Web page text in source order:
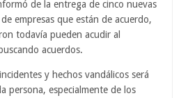
de la entrega de cinco nuevas
empresas que están de acuerdo,
todavía pueden acudir al
acuerdos.
y hechos vandálicos será
persona, especialmente de los